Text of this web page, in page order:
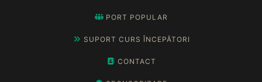
PORT POPULAR
SUPORT CURS ÎNCEPĂTORI
CONTACT